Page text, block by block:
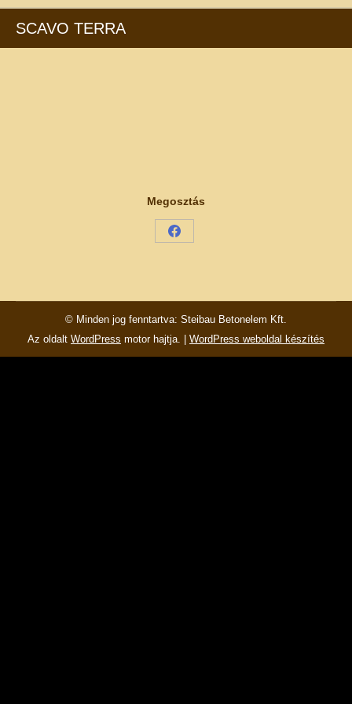
SCAVO TERRA
Megosztás
Share
© Minden jog fenntartva: Steibau Betonelem Kft.
Az oldalt WordPress motor hajtja. | WordPress weboldal készítés